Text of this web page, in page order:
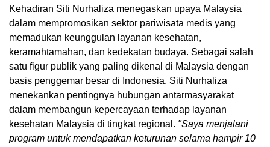
Kehadiran Siti Nurhaliza menegaskan upaya Malaysia
dalam mempromosikan sektor pariwisata medis yang
memadukan keunggulan layanan kesehatan,
keramahtamahan, dan kedekatan budaya. Sebagai salah
satu figur publik yang paling dikenal di Malaysia dengan
basis penggemar besar di Indonesia, Siti Nurhaliza
menekankan pentingnya hubungan antarmasyarakat
dalam membangun kepercayaan terhadap layanan
kesehatan Malaysia di tingkat regional. "Saya menjalani
program untuk mendapatkan keturunan selama hampir 10